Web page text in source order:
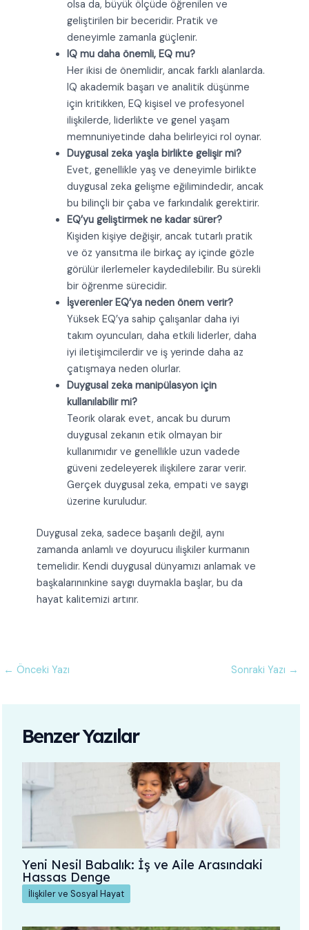
olsa da, büyük ölçüde öğrenilen ve
geliştirilen bir beceridir. Pratik ve
deneyimle zamanla güçlenir.
IQ mu daha önemli, EQ mu?
Her ikisi de önemlidir, ancak farklı alanlarda.
IQ akademik başarı ve analitik düşünme
için kritikken, EQ kişisel ve profesyonel
ilişkilerde, liderlikte ve genel yaşam
memnuniyetinde daha belirleyici rol oynar.
Duygusal zeka yaşla birlikte gelişir mi?
Evet, genellikle yaş ve deneyimle birlikte
duygusal zeka gelişme eğilimindedir, ancak
bu bilinçli bir çaba ve farkındalık gerektirir.
EQ’yu geliştirmek ne kadar sürer?
Kişiden kişiye değişir, ancak tutarlı pratik
ve öz yansıtma ile birkaç ay içinde gözle
görülür ilerlemeler kaydedilebilir. Bu sürekli
bir öğrenme sürecidir.
İşverenler EQ’ya neden önem verir?
Yüksek EQ’ya sahip çalışanlar daha iyi
takım oyuncuları, daha etkili liderler, daha
iyi iletişimcilerdir ve iş yerinde daha az
çatışmaya neden olurlar.
Duygusal zeka manipülasyon için
kullanılabilir mi?
Teorik olarak evet, ancak bu durum
duygusal zekanın etik olmayan bir
kullanımıdır ve genellikle uzun vadede
güveni zedeleyerek ilişkilere zarar verir.
Gerçek duygusal zeka, empati ve saygı
üzerine kuruludur.
Duygusal zeka, sadece başarılı değil, aynı
zamanda anlamlı ve doyurucu ilişkiler kurmanın
temelidir. Kendi duygusal dünyamızı anlamak ve
başkalarınınkine saygı duymakla başlar, bu da
hayat kalitemizi artırır.
← Önceki Yazı Sonraki Yazı →
Benzer Yazılar
Yeni Nesil Babalık: İş ve Aile Arasındaki
Hassas Denge
İlişkiler ve Sosyal Hayat